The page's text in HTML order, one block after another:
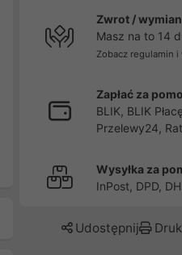
Zwrot /
Masz na to 14
Zobacz regulamin i
Zapłać za
BLIK, BLIK
Przelewy24,
Wysyłka za
InPost, DPD,
Udostępnij